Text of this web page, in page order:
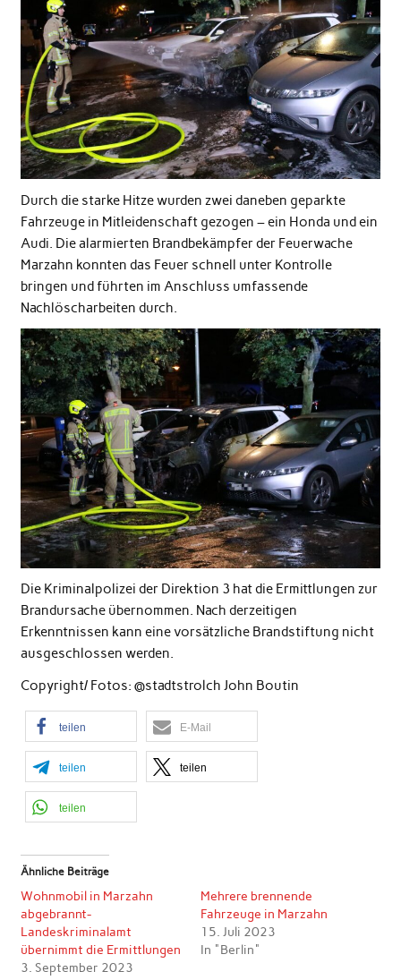
Durch die starke Hitze wurden zwei daneben geparkte
Fahrzeuge in Mitleidenschaft gezogen – ein Honda und ein
Audi. Die alarmierten Brandbekämpfer der Feuerwache
Marzahn konnten das Feuer schnell unter Kontrolle
bringen und führten im Anschluss umfassende
Nachlöscharbeiten durch.
Die Kriminalpolizei der Direktion 3 hat die Ermittlungen zur
Brandursache übernommen. Nach derzeitigen
Erkenntnissen kann eine vorsätzliche Brandstiftung nicht
ausgeschlossen werden.
Copyright/ Fotos: @stadtstrolch John Boutin
teilen E-Mail
teilen teilen
teilen
Ähnliche Beiträge
Wohnmobil in Marzahn
abgebrannt-
Landeskriminalamt
übernimmt die Ermittlungen
3. September 2023
Mehrere brennende
Fahrzeuge in Marzahn
15. Juli 2023
In "Berlin"